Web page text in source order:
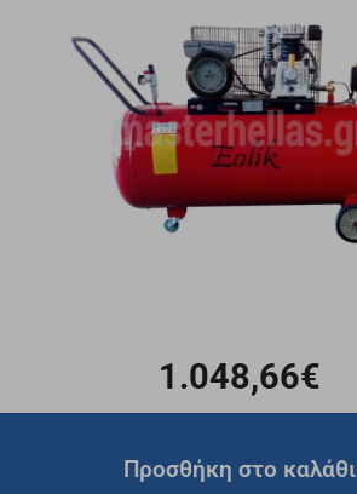
1.048,66€
Προσθήκη στο καλάθι